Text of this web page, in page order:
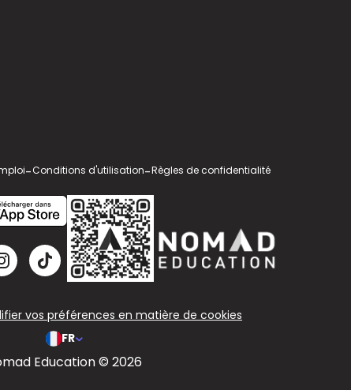
-Conditions d'utilisation-Règles de confidentialité
vos préférences en matière de cookies
FR
Education © 2026